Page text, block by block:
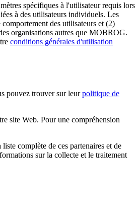
spécifiques à l'utilisateur requis lors
à des utilisateurs individuels. Les
des utilisateurs et (2)
organisations autres que MOBROG.
conditions générales d'utilisation
pouvez trouver sur leurpolitique de
site Web. Pour une compréhension
complète de ces partenaires et de
sur la collecte et le traitement